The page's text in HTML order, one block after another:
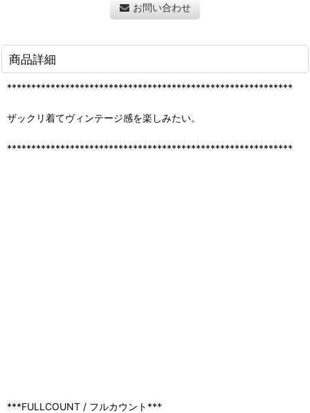
お問い合わせ
商品詳細
***********************************************************
ザックリ着てヴィンテージ感を楽しみたい。
***********************************************************
***FULLCOUNT / フルカウント***